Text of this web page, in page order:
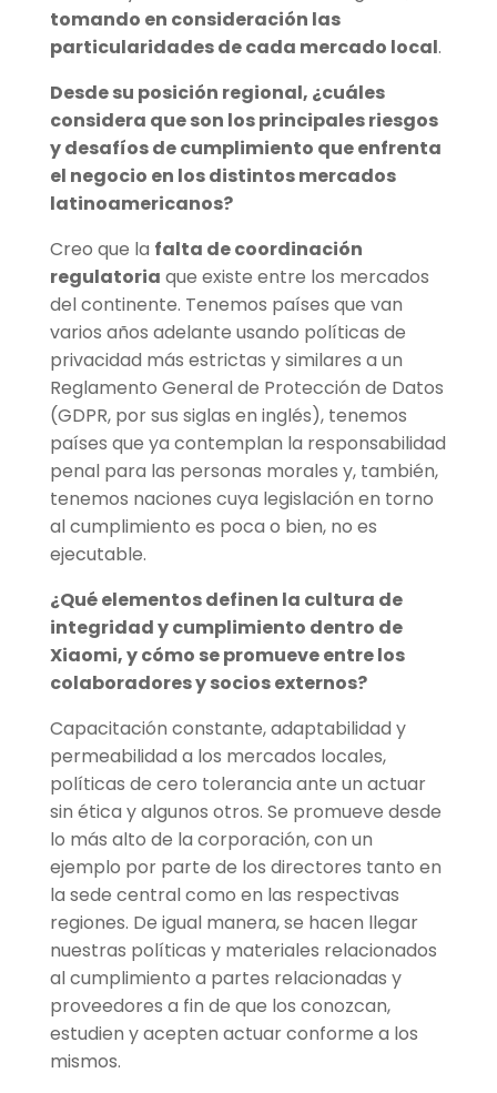
tomando en consideración las
particularidades de cada mercado local.
Desde su posición regional, ¿cuáles
considera que son los principales riesgos
y desafíos de cumplimiento que enfrenta
el negocio en los distintos mercados
latinoamericanos?
Creo que la falta de coordinación
regulatoria que existe entre los mercados
del continente. Tenemos países que van
varios años adelante usando políticas de
privacidad más estrictas y similares a un
Reglamento General de Protección de Datos
(GDPR, por sus siglas en inglés), tenemos
países que ya contemplan la responsabilidad
penal para las personas morales y, también,
tenemos naciones cuya legislación en torno
al cumplimiento es poca o bien, no es
ejecutable.
¿Qué elementos definen la cultura de
integridad y cumplimiento dentro de
Xiaomi, y cómo se promueve entre los
colaboradores y socios externos?
Capacitación constante, adaptabilidad y
permeabilidad a los mercados locales,
políticas de cero tolerancia ante un actuar
sin ética y algunos otros. Se promueve desde
lo más alto de la corporación, con un
ejemplo por parte de los directores tanto en
la sede central como en las respectivas
regiones. De igual manera, se hacen llegar
nuestras políticas y materiales relacionados
al cumplimiento a partes relacionadas y
proveedores a fin de que los conozcan,
estudien y acepten actuar conforme a los
mismos.